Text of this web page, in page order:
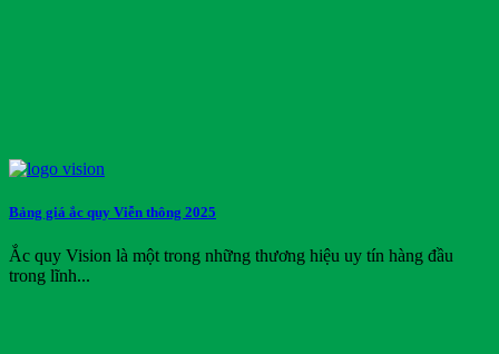
Bảng giá ắc quy Viễn thông 2025
Ắc quy Vision là một trong những thương hiệu uy tín hàng đầu
trong lĩnh...